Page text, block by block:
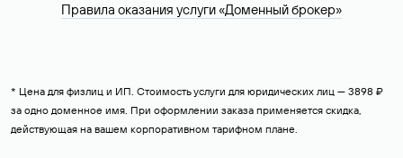
Правила оказания услуги «Доменный брокер»
* Цена для физлиц и ИП. Стоимость услуги для юридических лиц — 3898 ₽
за одно доменное имя. При оформлении заказа применяется скидка,
действующая на вашем корпоративном тарифном плане.